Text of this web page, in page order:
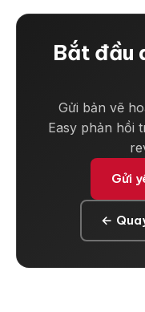
Bắt đầu
Gửi bản vẽ
Easy phản hồi
Gửi
←